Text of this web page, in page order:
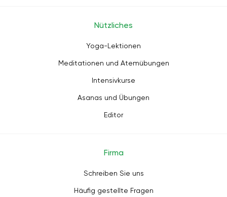
Nützliches
Yoga-Lektionen
Meditationen und Atemübungen
Intensivkurse
Asanas und Übungen
Editor
Firma
Schreiben Sie uns
Häufig gestellte Fragen